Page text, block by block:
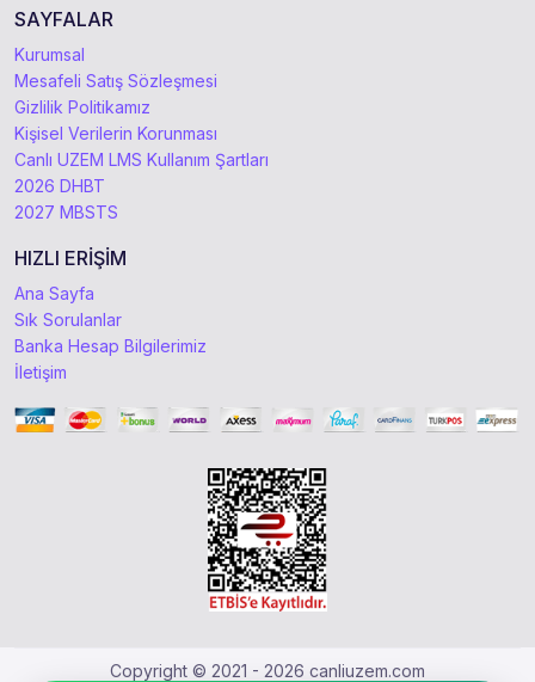
SAYFALAR
Kurumsal
Mesafeli Satış Sözleşmesi
Gizlilik Politikamız
Kişisel Verilerin Korunması
Canlı UZEM LMS Kullanım Şartları
2026 DHBT
2027 MBSTS
HIZLI ERİŞİM
Ana Sayfa
Sık Sorulanlar
Banka Hesap Bilgilerimiz
İletişim
Copyright © 2021 - 2026 canliuzem.com